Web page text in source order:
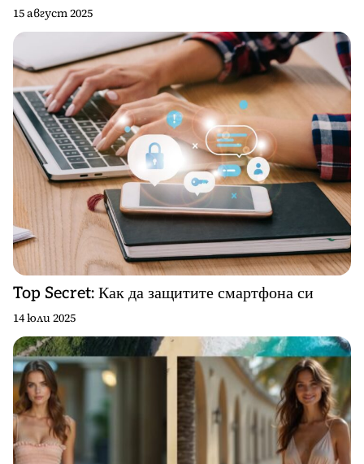
15 август 2025
Top Secret: Как да защитите смартфона си
14 юли 2025